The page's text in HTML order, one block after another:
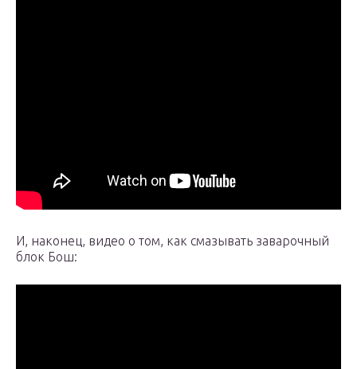
И, наконец, видео о том, как смазывать заварочный
блок Бош: